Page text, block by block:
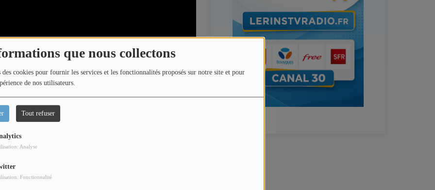
que nous collectons
cookies pour fournir les services et les fonctionnalités proposés sur notre site et pour
de nos utilisateurs.
Tout refuser
Analyse
Fonctionnalité
Le rêve Américain à l’occasion de son annonce
Anthony Marciano, Raphaël Quenard et Jean-Pascal